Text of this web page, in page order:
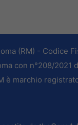
(RM) - Codice
con n°208/2021
è marchio